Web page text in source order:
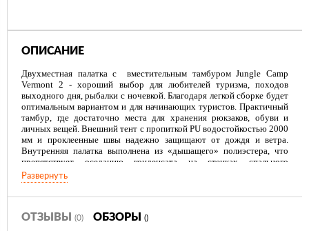
ОПИСАНИЕ
Двухместная палатка с вместительным тамбуром Jungle Camp
Vermont 2 - хороший выбор для любителей туризма, походов
выходного дня, рыбалки с ночевкой. Благодаря легкой сборке будет
оптимальным вариантом и для начинающих туристов. Практичный
тамбур, где достаточно места для хранения рюкзаков, обуви и
личных вещей. Внешний тент с пропиткой PU водостойкостью 2000
мм и проклеенные швы надежно защищают от дождя и ветра.
Внутренняя палатка выполнена из «дышащего» полиэстера, что
препятствует оседанию конденсата на стенках спального
помещения. Противомоскитная сетка в полный размер двери и
вентиляционное окно на задней стенке палатки обеспечивают
хорошую вентиляцию и препятствуют проникновению насекомых.
карманы для мелочей, крючок для подвешивания фонаря.
Развернуть
ОТЗЫВЫ (0) ОБЗОРЫ ()